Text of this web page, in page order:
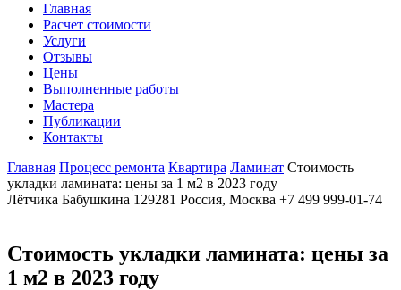
Главная
Расчет стоимости
Услуги
Отзывы
Цены
Выполненные работы
Мастера
Публикации
Контакты
Главная Процесс ремонта Квартира Ламинат Стоимость
укладки ламината: цены за 1 м2 в 2023 году
Лётчика Бабушкина 129281 Россия, Москва +7 499 999-01-74
Стоимость укладки ламината: цены за
1 м2 в 2023 году